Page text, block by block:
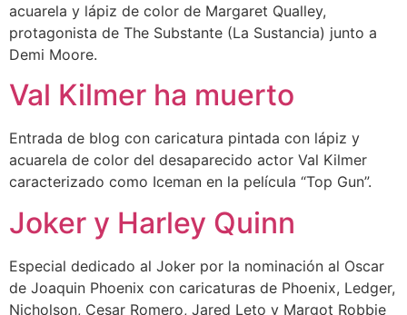
acuarela y lápiz de color de Margaret Qualley,
protagonista de The Substante (La Sustancia) junto a
Demi Moore.
Val Kilmer ha muerto
Entrada de blog con caricatura pintada con lápiz y
acuarela de color del desaparecido actor Val Kilmer
caracterizado como Iceman en la película “Top Gun”.
Joker y Harley Quinn
Especial dedicado al Joker por la nominación al Oscar
de Joaquin Phoenix con caricaturas de Phoenix, Ledger,
Nicholson, Cesar Romero, Jared Leto y Margot Robbie